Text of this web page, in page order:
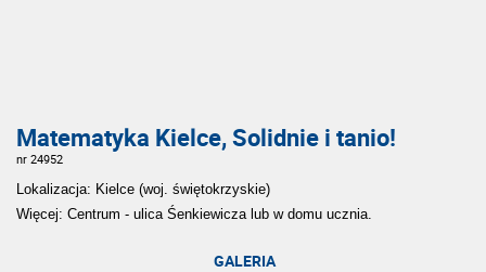
Matematyka Kielce, Solidnie i tanio!
nr 24952
Lokalizacja: Kielce (woj. świętokrzyskie)
Więcej: Centrum - ulica Śenkiewicza lub w domu ucznia.
GALERIA